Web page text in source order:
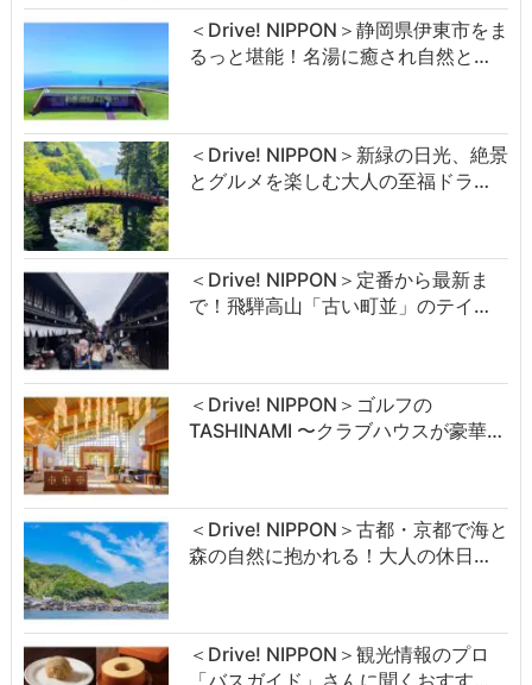
＜Drive! NIPPON＞静岡県伊東市をま
るっと堪能！名湯に癒され自然と…
＜Drive! NIPPON＞新緑の日光、絶景
とグルメを楽しむ大人の至福ドラ…
＜Drive! NIPPON＞定番から最新ま
で！飛騨高山「古い町並」のテイ…
＜Drive! NIPPON＞ゴルフの
TASHINAMI 〜クラブハウスが豪華…
＜Drive! NIPPON＞古都・京都で海と
森の自然に抱かれる！大人の休日…
＜Drive! NIPPON＞観光情報のプロ
「バスガイド」さんに聞くおすす…